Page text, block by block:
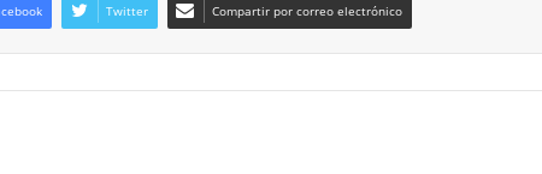
Twitter Compartir por correo electrónico